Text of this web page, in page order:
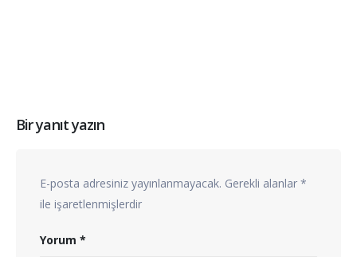
Bir yanıt yazın
E-posta adresiniz yayınlanmayacak. Gerekli alanlar *
ile işaretlenmişlerdir
Yorum *